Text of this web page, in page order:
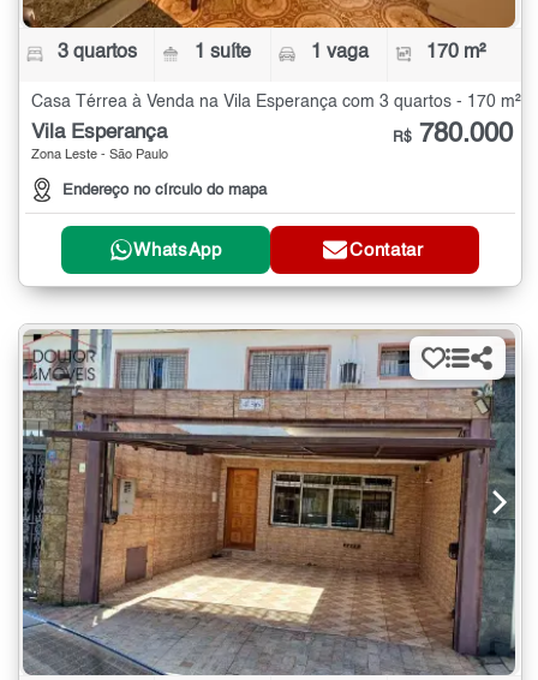
3 quartos 1 suíte 1 vaga 170 m²
Casa Térrea à Venda na Vila Esperança com 3 quartos - 170 m²
Vila Esperança
Zona Leste - São Paulo
Endereço no círculo do mapa
R$ 780.000
WhatsApp Contatar